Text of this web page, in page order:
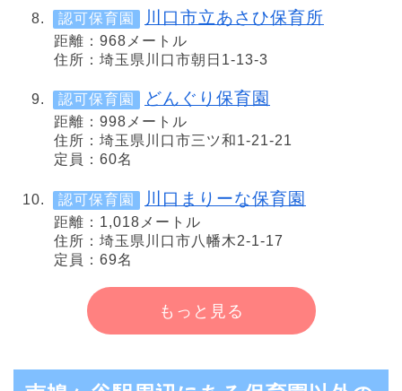
認可保育園 川口市立あさひ保育所
距離：968メートル
住所：埼玉県川口市朝日1-13-3
認可保育園 どんぐり保育園
距離：998メートル
住所：埼玉県川口市三ツ和1-21-21
定員：60名
認可保育園 川口まりーな保育園
距離：1,018メートル
住所：埼玉県川口市八幡木2-1-17
定員：69名
もっと見る